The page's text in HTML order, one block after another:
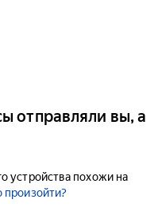
отправляли вы, а
устройства похожи на
произойти?